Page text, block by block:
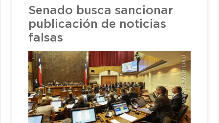
Senado busca sancionar
publicación de noticias
falsas